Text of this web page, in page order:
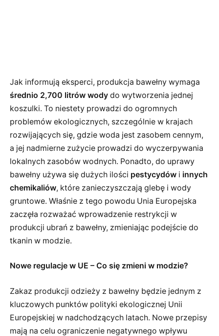
Jak informują eksperci, produkcja bawełny wymaga
średnio 2,700 litrów wody do wytworzenia jednej
koszulki. To niestety prowadzi do ogromnych
problemów ekologicznych, szczególnie w krajach
rozwijających się, gdzie woda jest zasobem cennym,
a jej nadmierne zużycie prowadzi do wyczerpywania
lokalnych zasobów wodnych. Ponadto, do uprawy
bawełny używa się dużych ilości pestycydów i innych
chemikaliów, które zanieczyszczają glebę i wody
gruntowe. Właśnie z tego powodu Unia Europejska
zaczęła rozważać wprowadzenie restrykcji w
produkcji ubrań z bawełny, zmieniając podejście do
tkanin w modzie.
Nowe regulacje w UE – Co się zmieni w modzie?
Zakaz produkcji odzieży z bawełny będzie jednym z
kluczowych punktów polityki ekologicznej Unii
Europejskiej w nadchodzących latach. Nowe przepisy
mają na celu ograniczenie negatywnego wpływu